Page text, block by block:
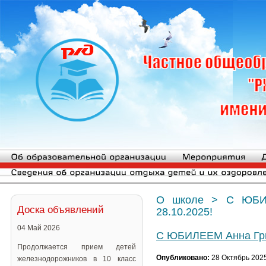
Доска объявлений
04 Май 2026
Продолжается прием детей
железнодорожников в 10 класс
О школе > С
28.10.2025!
С ЮБИЛЕЕМ Анна
Опубликовано: 28 Октябрь